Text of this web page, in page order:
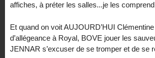
affiches, à préter les salles...je les
Et quand on voit AUJOURD’HUI
d’allégeance à Royal, BOVE jouer les
JENNAR s’excuser de se tromper et de se